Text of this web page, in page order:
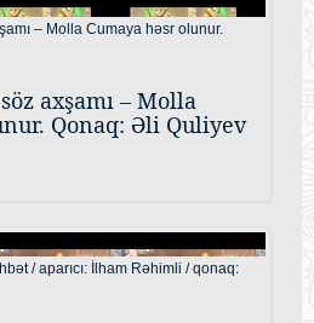
axşamı – Molla
Qonaq: Əli Quliyev